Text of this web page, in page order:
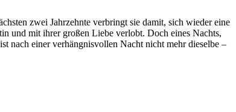
zwei Jahrzehnte verbringt sie damit, sich wieder eine
und mit ihrer großen Liebe verlobt. Doch eines Nachts,
nach einer verhängnisvollen Nacht nicht mehr dieselbe –